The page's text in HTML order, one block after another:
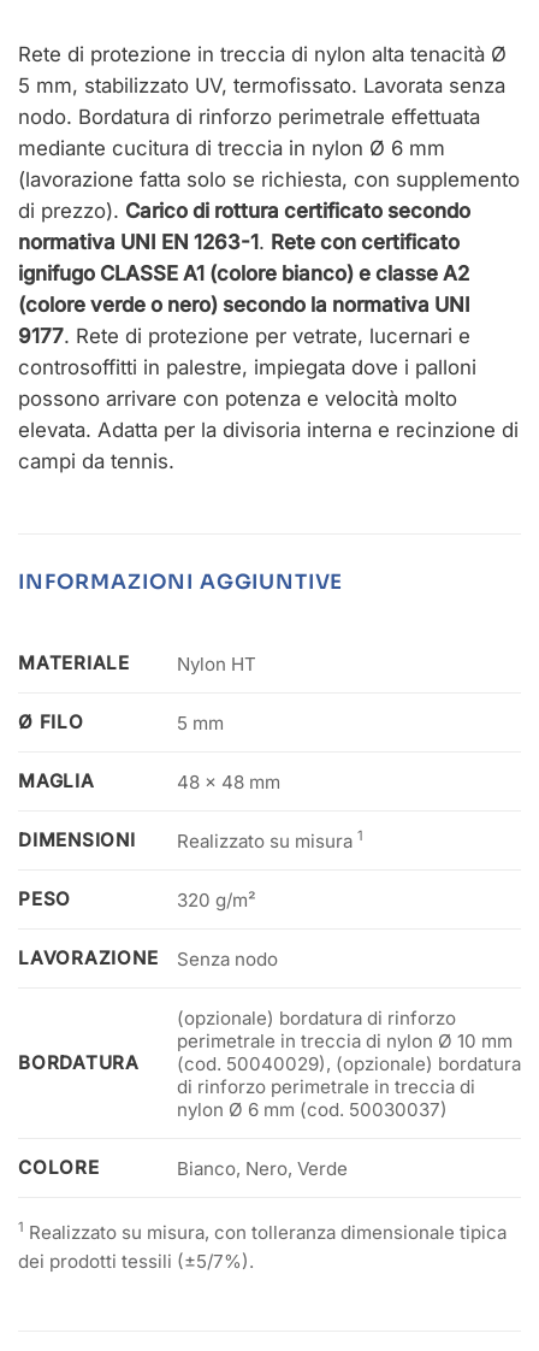
Rete di protezione in treccia di nylon alta tenacità Ø
5 mm, stabilizzato UV, termofissato. Lavorata senza
nodo. Bordatura di rinforzo perimetrale effettuata
mediante cucitura di treccia in nylon Ø 6 mm
(lavorazione fatta solo se richiesta, con supplemento
di prezzo). Carico di rottura certificato secondo
normativa UNI EN 1263-1. Rete con certificato
ignifugo CLASSE A1 (colore bianco) e classe A2
(colore verde o nero) secondo la normativa UNI
9177. Rete di protezione per vetrate, lucernari e
controsoffitti in palestre, impiegata dove i palloni
possono arrivare con potenza e velocità molto
elevata. Adatta per la divisoria interna e recinzione di
campi da tennis.
INFORMAZIONI AGGIUNTIVE
MATERIALE Nylon HT
Ø FILO 5 mm
MAGLIA 48 x 48 mm
DIMENSIONI Realizzato su misura 1
PESO 320 g/m²
LAVORAZIONE Senza nodo
BORDATURA
(opzionale) bordatura di rinforzo
perimetrale in treccia di nylon Ø 10 mm
(cod. 50040029), (opzionale) bordatura
di rinforzo perimetrale in treccia di
nylon Ø 6 mm (cod. 50030037)
COLORE Bianco, Nero, Verde
1 Realizzato su misura, con tolleranza dimensionale tipica
dei prodotti tessili (±5/7%).